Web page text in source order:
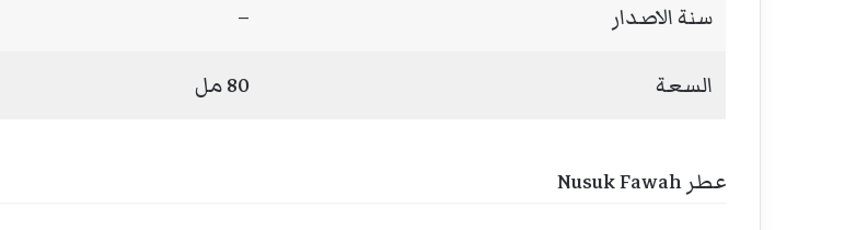
سنة الاصدار –
السعة 80 مل
عطر Nusuk Fawah